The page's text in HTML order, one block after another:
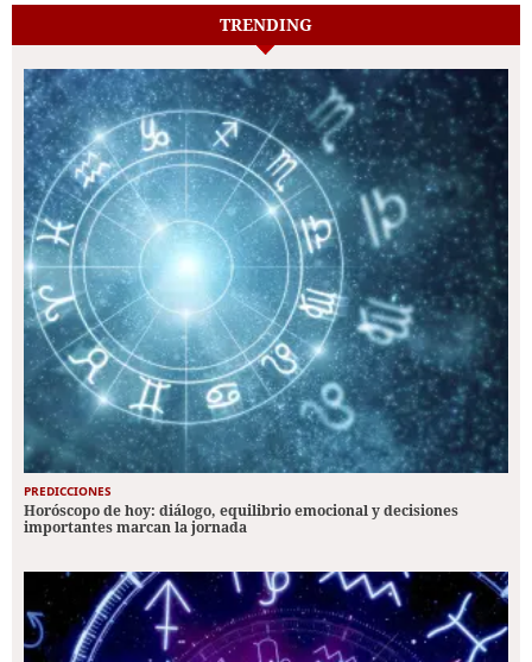
TRENDING
PREDICCIONES
Horóscopo de hoy: diálogo, equilibrio emocional y decisiones
importantes marcan la jornada